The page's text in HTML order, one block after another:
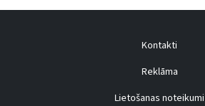
Kontakti
Reklāma
Lietošanas noteikumi